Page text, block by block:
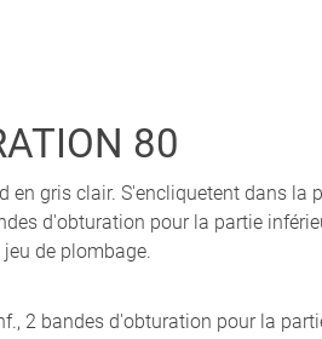
80
en gris clair. S'encliquetent dans la
d'obturation pour la partie
de plombage.
2 bandes d'obturation pour la